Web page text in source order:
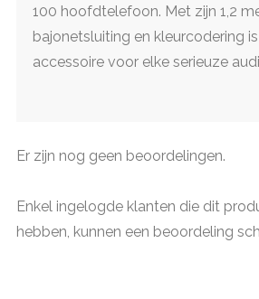
100 hoofdtelefoon. Met zijn 1,2
bajonetsluiting en kleurcodering
accessoire voor elke serieuze
Er zijn nog geen beoordelingen.
Enkel ingelogde klanten die dit
hebben, kunnen een beoordeling